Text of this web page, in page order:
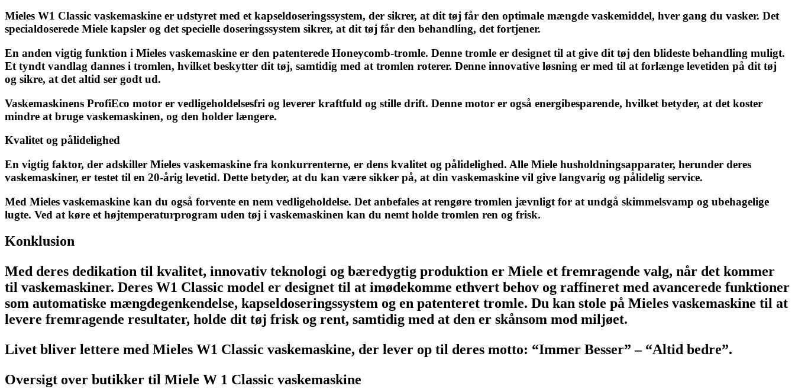
Mieles W1 Classic vaskemaskine er udstyret med et kapseldoseringssystem, der sikrer, at dit tøj får den optimale mængde vaskemiddel, hver gang du vasker. Det
specialdoserede Miele kapsler og det specielle doseringssystem sikrer, at dit tøj får den behandling, det fortjener.
En anden vigtig funktion i Mieles vaskemaskine er den patenterede Honeycomb-tromle. Denne tromle er designet til at give dit tøj den blideste behandling muligt.
Et tyndt vandlag dannes i tromlen, hvilket beskytter dit tøj, samtidig med at tromlen roterer. Denne innovative løsning er med til at forlænge levetiden på dit tøj
og sikre, at det altid ser godt ud.
Vaskemaskinens ProfiEco motor er vedligeholdelsesfri og leverer kraftfuld og stille drift. Denne motor er også energibesparende, hvilket betyder, at det koster
mindre at bruge vaskemaskinen, og den holder længere.
Kvalitet og pålidelighed
En vigtig faktor, der adskiller Mieles vaskemaskine fra konkurrenterne, er dens kvalitet og pålidelighed. Alle Miele husholdningsapparater, herunder deres
vaskemaskiner, er testet til en 20-årig levetid. Dette betyder, at du kan være sikker på, at din vaskemaskine vil give langvarig og pålidelig service.
Med Mieles vaskemaskine kan du også forvente en nem vedligeholdelse. Det anbefales at rengøre tromlen jævnligt for at undgå skimmelsvamp og ubehagelige
lugte. Ved at køre et højtemperaturprogram uden tøj i vaskemaskinen kan du nemt holde tromlen ren og frisk.
Konklusion
Med deres dedikation til kvalitet, innovativ teknologi og bæredygtig produktion er Miele et fremragende valg, når det kommer
til vaskemaskiner. Deres W1 Classic model er designet til at imødekomme ethvert behov og raffineret med avancerede funktioner
som automatiske mængdegenkendelse, kapseldoseringssystem og en patenteret tromle. Du kan stole på Mieles vaskemaskine til at
levere fremragende resultater, holde dit tøj frisk og rent, samtidig med at den er skånsom mod miljøet.
Livet bliver lettere med Mieles W1 Classic vaskemaskine, der lever op til deres motto: “Immer Besser” – “Altid bedre”.
Oversigt over butikker til Miele W 1 Classic vaskemaskine